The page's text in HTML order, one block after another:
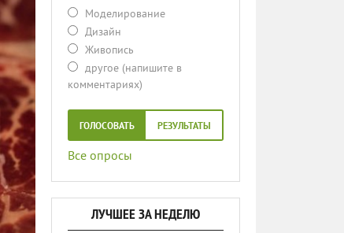
Моделирование
Дизайн
Живопись
другое (напишите в
комментариях)
ГОЛОСОВАТЬ РЕЗУЛЬТАТЫ
Все опросы
ЛУЧШЕЕ ЗА НЕДЕЛЮ